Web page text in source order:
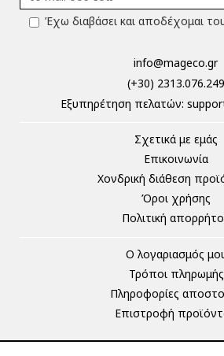
Έχω διαβάσει και αποδέχομαι
info@mageco.gr
(+30) 2313.076.249
Eξυπηρέτηση πελατών:
Σχετικά με εμάς
Επικοινωνία
Χονδρική διάθεση
Όροι χρήσης
Πολιτική
Ο λογαριασμός
Τρόποι πληρωμής
Πληροφορίες
Επιστροφή